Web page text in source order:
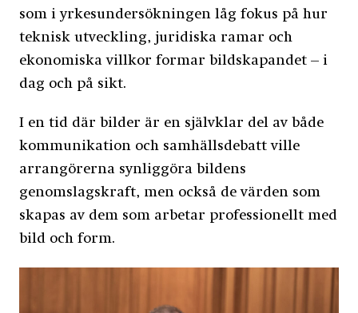
som i yrkesundersökningen låg fokus på hur
teknisk utveckling, juridiska ramar och
ekonomiska villkor formar bildskapandet – i
dag och på sikt.
I en tid där bilder är en självklar del av både
kommunikation och samhällsdebatt ville
arrangörerna synliggöra bildens
genomslagskraft, men också de värden som
skapas av dem som arbetar professionellt med
bild och form.